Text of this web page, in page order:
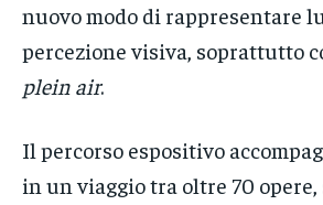
nuovo modo di rappresentare
percezione visiva, soprattutto
plein air.
Il percorso espositivo
in un viaggio tra oltre 70